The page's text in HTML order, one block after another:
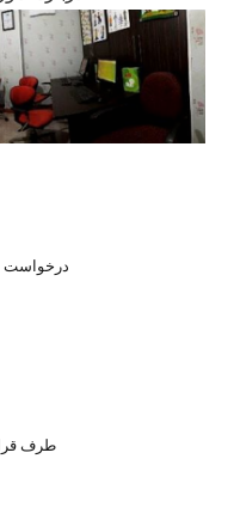
درخواست
طرف